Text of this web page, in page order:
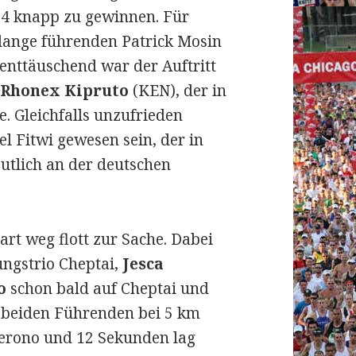
knapp zu gewinnen. Für
führenden Patrick Mosin
war der Auftritt
Rhonex Kipruto (KEN), der in
Gleichfalls unzufrieden
Fitwi gewesen sein, der in
an der deutschen
weg flott zur Sache. Dabei
Cheptai, Jesca
schon bald auf Cheptai und
Führenden bei 5 km
und 12 Sekunden lag